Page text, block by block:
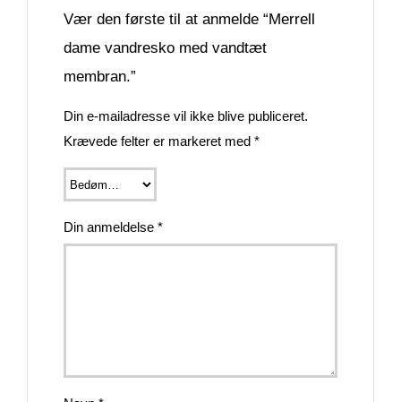
Vær den første til at anmelde “Merrell
dame vandresko med vandtæt
membran.”
Din e-mailadresse vil ikke blive publiceret.
Krævede felter er markeret med *
Din anmeldelse *